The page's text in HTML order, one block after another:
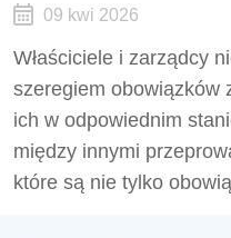
09 kwi 2026
Właściciele i zarządcy
szeregiem obowiązków
ich w odpowiednim
między innymi
które są nie tylko